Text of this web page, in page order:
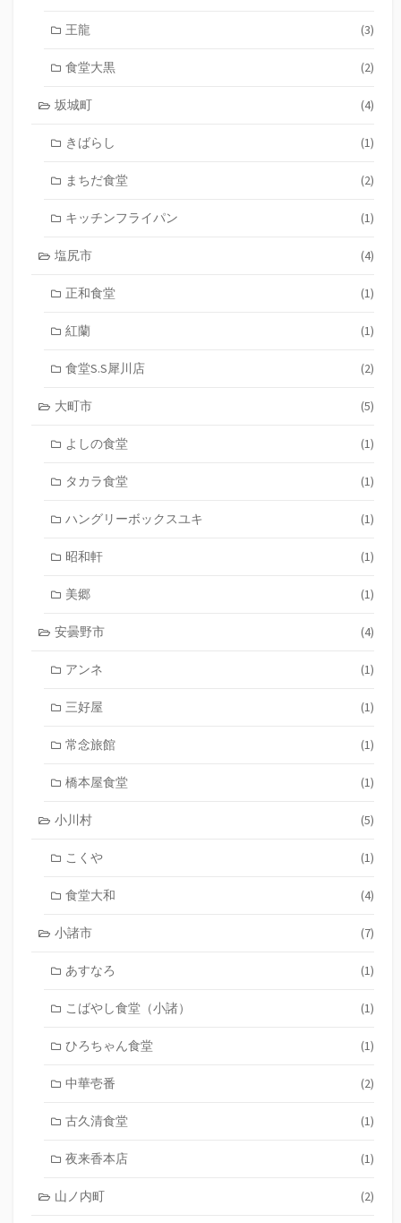
王龍 (3)
食堂大黒 (2)
坂城町 (4)
きばらし (1)
まちだ食堂 (2)
キッチンフライパン (1)
塩尻市 (4)
正和食堂 (1)
紅蘭 (1)
食堂S.S犀川店 (2)
大町市 (5)
よしの食堂 (1)
タカラ食堂 (1)
ハングリーボックスユキ (1)
昭和軒 (1)
美郷 (1)
安曇野市 (4)
アンネ (1)
三好屋 (1)
常念旅館 (1)
橋本屋食堂 (1)
小川村 (5)
こくや (1)
食堂大和 (4)
小諸市 (7)
あすなろ (1)
こばやし食堂（小諸） (1)
ひろちゃん食堂 (1)
中華壱番 (2)
古久清食堂 (1)
夜来香本店 (1)
山ノ内町 (2)